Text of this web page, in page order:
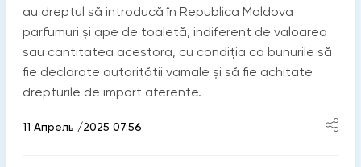
au dreptul să introducă în Republica Moldova
parfumuri și ape de toaletă, indiferent de valoarea
sau cantitatea acestora, cu condiția ca bunurile să
fie declarate autorității vamale și să fie achitate
drepturile de import aferente.
11 Апрель /2025 07:56